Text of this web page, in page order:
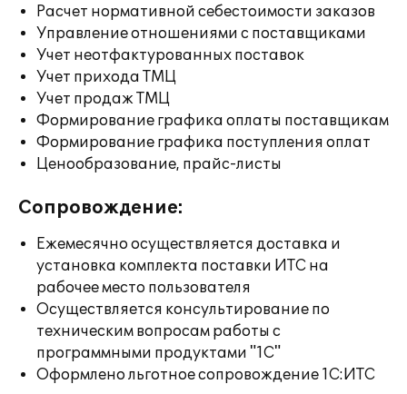
Расчет нормативной себестоимости заказов
Управление отношениями с поставщиками
Учет неотфактурованных поставок
Учет прихода ТМЦ
Учет продаж ТМЦ
Формирование графика оплаты поставщикам
Формирование графика поступления оплат
Ценообразование, прайс-листы
Сопровождение:
Ежемесячно осуществляется доставка и
установка комплекта поставки ИТС на
рабочее место пользователя
Осуществляется консультирование по
техническим вопросам работы с
программными продуктами "1С"
Оформлено льготное сопровождение 1С:ИТС